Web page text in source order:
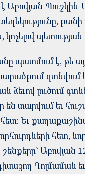
Աբովյան-
կոչելով
պատմում է, թե
լուծում
են տարվում եւ
հետ: Եւ
հետ,
Աբովյան
Դոլմաման